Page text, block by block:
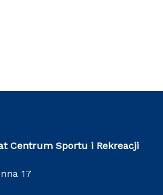
Centrum Sportu i Rekreacji
17